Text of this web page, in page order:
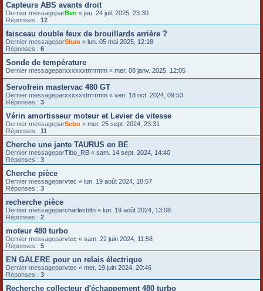
Capteurs ABS avants droit
Dernier messageparBen « jeu. 24 juil. 2025, 23:30
Réponses : 12
faisceau double feux de brouillards arrière ?
Dernier messageparShan « lun. 05 mai 2025, 12:18
Réponses : 6
Sonde de température
Dernier messageparxxxxxxtrrrrmm « mer. 08 janv. 2025, 12:05
Servofrein mastervac 480 GT
Dernier messageparxxxxxxtrrrrmm « ven. 18 oct. 2024, 09:53
Réponses : 3
Vérin amortisseur moteur et Levier de vitesse
Dernier messageparSebo « mer. 25 sept. 2024, 23:31
Réponses : 11
Cherche une jante TAURUS en BE
Dernier messageparTibo_RB « sam. 14 sept. 2024, 14:40
Réponses : 3
Cherche pièce
Dernier messageparvtec « lun. 19 août 2024, 18:57
Réponses : 3
recherche pièce
Dernier messageparcharlesbltn « lun. 19 août 2024, 13:08
Réponses : 2
moteur 480 turbo
Dernier messageparvtec « sam. 22 juin 2024, 11:58
Réponses : 5
EN GALERE pour un relais électrique
Dernier messageparvtec « mer. 19 juin 2024, 20:46
Réponses : 3
Recherche collecteur d'échappement 480 turbo